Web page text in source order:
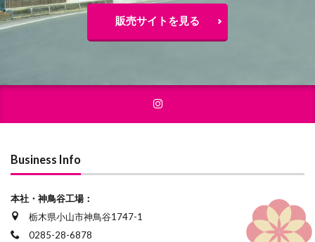
販売サイトを見る
Business Info
本社・神鳥谷工場：
栃木県小山市神鳥谷1747-1
0285-28-6878